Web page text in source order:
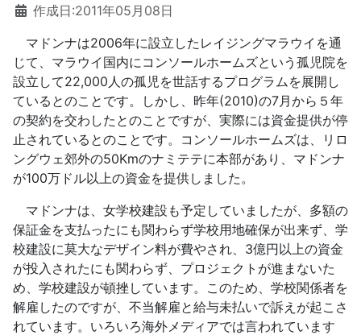
作成日:2011年05月08日
マドンナは2006年に設立したレイジングマラウイを通
じて、マラウイ国内にコンソールホームズという孤児院を
設立して22,000人の孤児を世話するプログラムを展開し
ているとのことです。しかし、昨年(2010)の7月から５年
の契約を交わしたとのことですが、実際には資金提供が停
止されているとのことです。コンソールホームズは、リロ
ングウェ郊外の50Kmのナミテテに本部があり、マドンナ
が100万ドル以上の資金を提供しました。
マドンナは、女学校建設も予定していましたが、多額の
保証金を支払ったにも関わらず学校用地確保が出来ず、学
校建設に莫大なデザイン料が費やされ、3億円以上の資金
が投入されたにも関わらず、プロジェクトが進まないた
め、学校建設が頓挫しています。このため、学校関係者を
解雇したのですが、不当解雇と給与未払いで訴えが起こさ
れています。いろいろ海外メディアでは言われています